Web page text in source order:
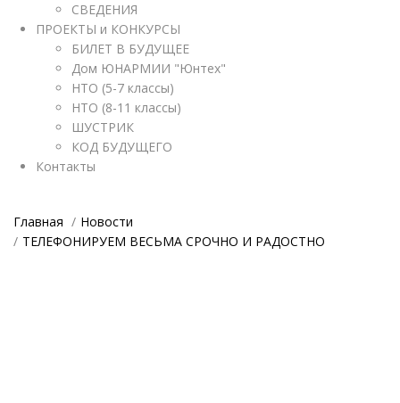
СВЕДЕНИЯ
ПРОЕКТЫ и КОНКУРСЫ
БИЛЕТ В БУДУЩЕЕ
Дом ЮНАРМИИ "Юнтех"
НТО (5-7 классы)
НТО (8-11 классы)
ШУСТРИК
КОД БУДУЩЕГО
Контакты
Главная
Новости
ТЕЛЕФОНИРУЕМ ВЕСЬМА СРОЧНО И РАДОСТНО